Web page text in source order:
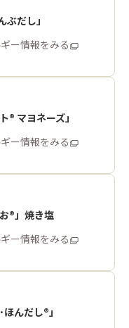
だし」
ー情報をみる
® マヨネーズ」
ー情報をみる
®」焼き塩
ー情報をみる
んだし®」